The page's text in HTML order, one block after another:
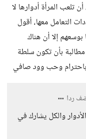
المرأة أدوارها لا
التعامل معها، أقول
إلا أن هناك
بأن تكون سلطة
باحترام وحب وود صافي
ردا
والكل يشارك في